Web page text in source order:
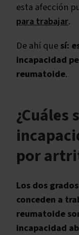
esta afección
para trabajar.
De ahí quesí:
incapacidad
reumatoide.
¿Cuáles
por
Los dos
conceden a
reumatoide
incapacidad